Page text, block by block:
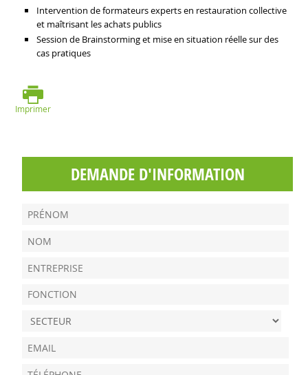
Intervention de formateurs experts en restauration collective
et maîtrisant les achats publics
Session de Brainstorming et mise en situation réelle sur des
cas pratiques
Imprimer
DEMANDE D'INFORMATION